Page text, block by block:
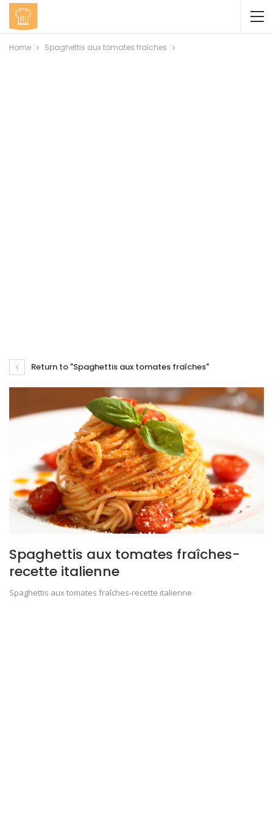
Home Spaghettis aux tomates fraîches
Return to "Spaghettis aux tomates fraîches"
Spaghettis aux tomates fraîches-
recette italienne
Spaghettis aux tomates fraîches-recette italienne